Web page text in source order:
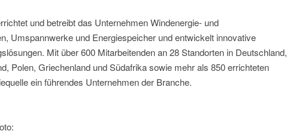
und betreibt das Unternehmen Windenergie- und
Umspannwerke und Energiespeicher und entwickelt innovative
Mit über 600 Mitarbeitenden an 28 Standorten in Deutschland,
Polen, Griechenland und Südafrika sowie mehr als 850 errichteten
ein führendes Unternehmen der Branche.